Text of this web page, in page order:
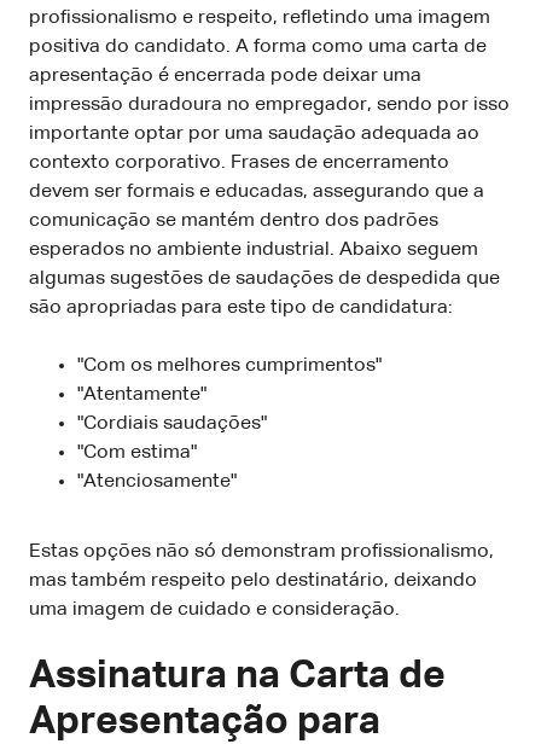
profissionalismo e respeito, refletindo uma imagem
positiva do candidato. A forma como uma carta de
apresentação é encerrada pode deixar uma
impressão duradoura no empregador, sendo por isso
importante optar por uma saudação adequada ao
contexto corporativo. Frases de encerramento
devem ser formais e educadas, assegurando que a
comunicação se mantém dentro dos padrões
esperados no ambiente industrial. Abaixo seguem
algumas sugestões de saudações de despedida que
são apropriadas para este tipo de candidatura:
"Com os melhores cumprimentos"
"Atentamente"
"Cordiais saudações"
"Com estima"
"Atenciosamente"
Estas opções não só demonstram profissionalismo,
mas também respeito pelo destinatário, deixando
uma imagem de cuidado e consideração.
Assinatura na Carta de
Apresentação para